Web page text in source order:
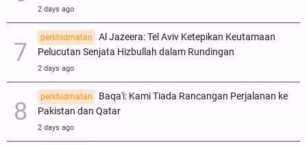
2 days ago
perkhidmatan
Al Jazeera: Tel Aviv Ketepikan Keutamaan
Pelucutan Senjata Hizbullah dalam Rundingan
2 days ago
perkhidmatan
Baqa'i: Kami Tiada Rancangan Perjalanan ke
Pakistan dan Qatar
2 days ago